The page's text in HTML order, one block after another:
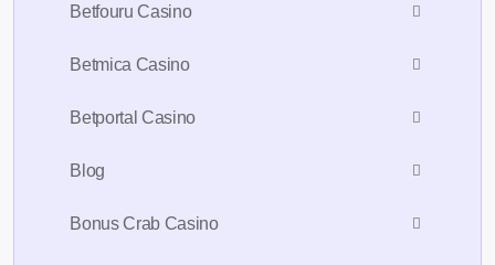
Betfouru Casino
Betmica Casino
Betportal Casino
Blog
Bonus Crab Casino